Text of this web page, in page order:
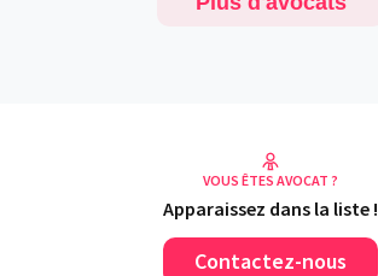
VOUS ÊTES AVOCAT ?
Apparaissez dans la liste !
Contactez-nous